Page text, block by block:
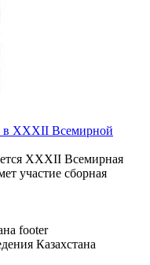
в XXXII Всемирной
XXXII Всемирная
участие сборная
Казахстана